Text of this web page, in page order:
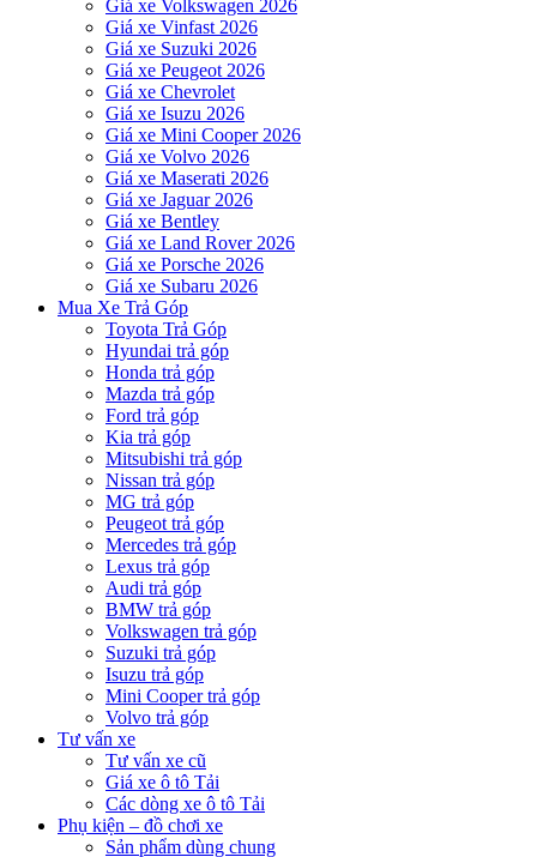
Giá xe Volkswagen 2026
Giá xe Vinfast 2026
Giá xe Suzuki 2026
Giá xe Peugeot 2026
Giá xe Chevrolet
Giá xe Isuzu 2026
Giá xe Mini Cooper 2026
Giá xe Volvo 2026
Giá xe Maserati 2026
Giá xe Jaguar 2026
Giá xe Bentley
Giá xe Land Rover 2026
Giá xe Porsche 2026
Giá xe Subaru 2026
Mua Xe Trả Góp
Toyota Trả Góp
Hyundai trả góp
Honda trả góp
Mazda trả góp
Ford trả góp
Kia trả góp
Mitsubishi trả góp
Nissan trả góp
MG trả góp
Peugeot trả góp
Mercedes trả góp
Lexus trả góp
Audi trả góp
BMW trả góp
Volkswagen trả góp
Suzuki trả góp
Isuzu trả góp
Mini Cooper trả góp
Volvo trả góp
Tư vấn xe
Tư vấn xe cũ
Giá xe ô tô Tải
Các dòng xe ô tô Tải
Phụ kiện – đồ chơi xe
Sản phẩm dùng chung